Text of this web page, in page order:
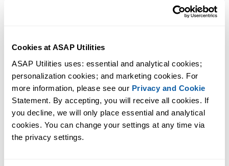
Cookies at ASAP Utilities
ASAP Utilities uses: essential and analytical cookies;
personalization cookies; and marketing cookies. For
more information, please see our Privacy and Cookie
Statement. By accepting, you will receive all cookies. If
you decline, we will only place essential and analytical
cookies. You can change your settings at any time via
the privacy settings.
finiscono per usare ASAP Utilities ogni giorno.
Utilizzato da team in oltre 28.500 organizzazioni.